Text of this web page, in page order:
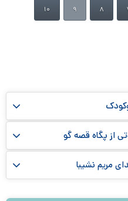
۸ ۹ ۱۰
مریم نشیبا